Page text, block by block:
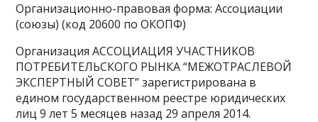
Организационно-правовая форма: Ассоциации
(союзы) (код 20600 по ОКОПФ)
Организация АССОЦИАЦИЯ УЧАСТНИКОВ
ПОТРЕБИТЕЛЬСКОГО РЫНКА “МЕЖОТРАСЛЕВОЙ
ЭКСПЕРТНЫЙ СОВЕТ” зарегистрирована в
едином государственном реестре юридических
лиц 9 лет 5 месяцев назад 29 апреля 2014.